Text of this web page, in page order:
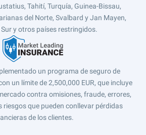
Tahití, Turquía, Guinea-Bissau,
del Norte, Svalbard y Jan Mayen,
y otros países restringidos.
un programa de seguro de
un límite de 2,500,000 EUR, que incluye
contra omisiones, fraude, errores,
riesgos que pueden conllevar pérdidas
de los clientes.